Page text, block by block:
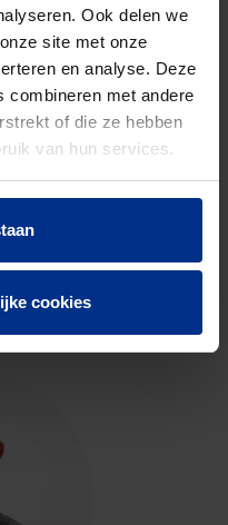
Ook delen we
site met onze
en analyse. Deze
combineren met andere
of die ze hebben
van hun services.
cookies
ONS
experts voor meer